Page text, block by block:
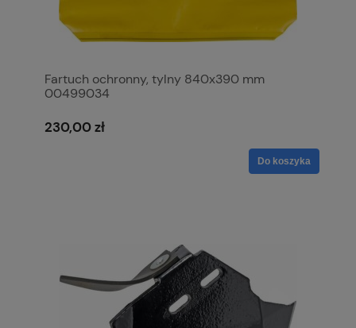
Fartuch ochronny, tylny 840x390 mm
00499034
230,00 zł
Do koszyka